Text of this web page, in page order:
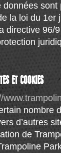
données sont
la loi du 1er
directive 96/
ET COOKIES
nombre
d’autres
de